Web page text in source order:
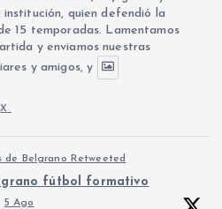
quien defendió la
15 temporadas. Lamentamos
y enviamos nuestras
y amigos, y
X
de Belgrano Retweeted
fútbol formativo
5 Ago